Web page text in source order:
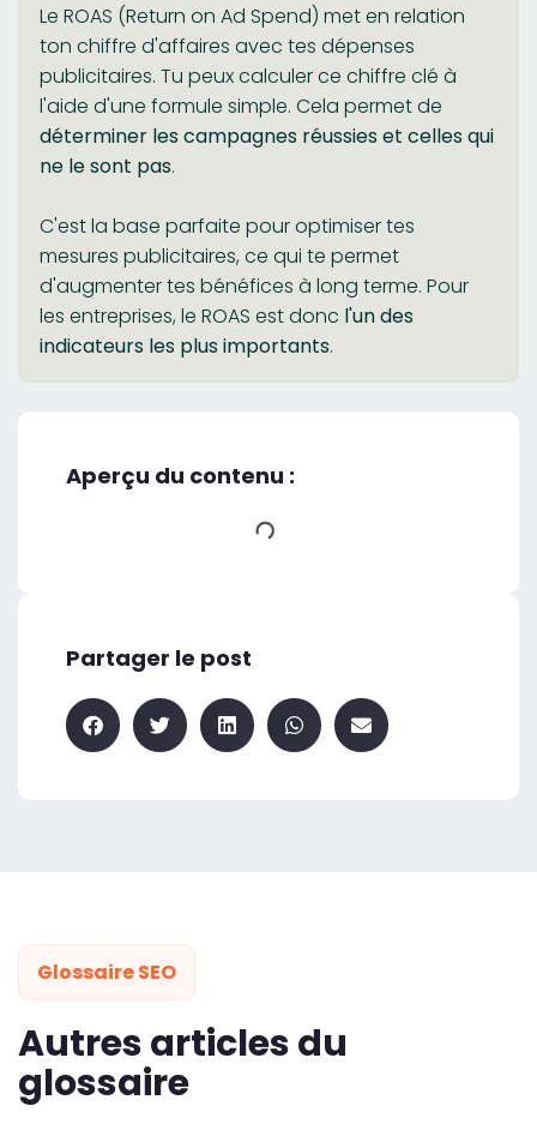
Le ROAS (Return on Ad Spend) met en relation
ton chiffre d'affaires avec tes dépenses
publicitaires. Tu peux calculer ce chiffre clé à
l'aide d'une formule simple. Cela permet de
déterminer les campagnes réussies et celles qui
ne le sont pas.
C'est la base parfaite pour optimiser tes
mesures publicitaires, ce qui te permet
d'augmenter tes bénéfices à long terme. Pour
les entreprises, le ROAS est donc l'un des
indicateurs les plus importants.
Aperçu du contenu :
Partager le post
Glossaire SEO
Autres articles du
glossaire